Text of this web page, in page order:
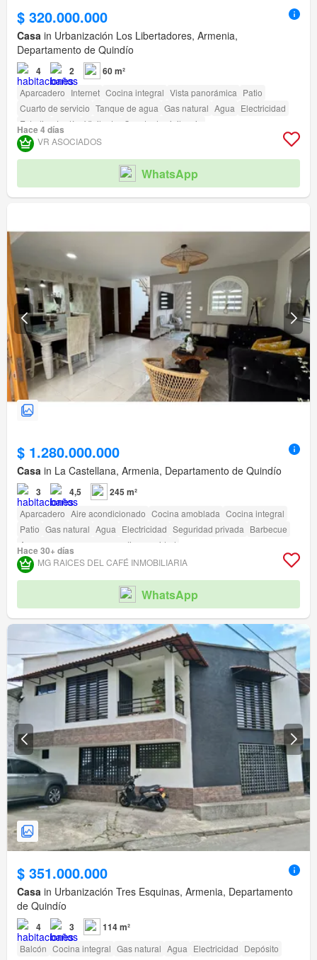
$ 320.000.000
Casa in Urbanización Los Libertadores, Armenia,
Departamento de Quindío
4 2 60 m²
Aparcadero Internet Cocina integral Vista panorámica Patio
Cuarto de servicio Tanque de agua Gas natural Agua Electricidad
Estudio
Jardín Vigilante Caseta de vigilancia
Hace 4 días
VR ASOCIADOS
WhatsApp
$ 1.280.000.000
Casa in La Castellana, Armenia, Departamento de Quindío
3 4,5 245 m²
Aparcadero Aire acondicionado Cocina amoblada Cocina integral
Patio Gas natural Agua Electricidad Seguridad privada Barbecue
Acceso para personas con discapacidad
Hace 30+ días
MG RAICES DEL CAFÉ INMOBILIARIA
WhatsApp
$ 351.000.000
Casa in Urbanización Tres Esquinas, Armenia, Departamento
de Quindío
4 3 114 m²
Balcón Cocina integral Gas natural Agua Electricidad Depósito